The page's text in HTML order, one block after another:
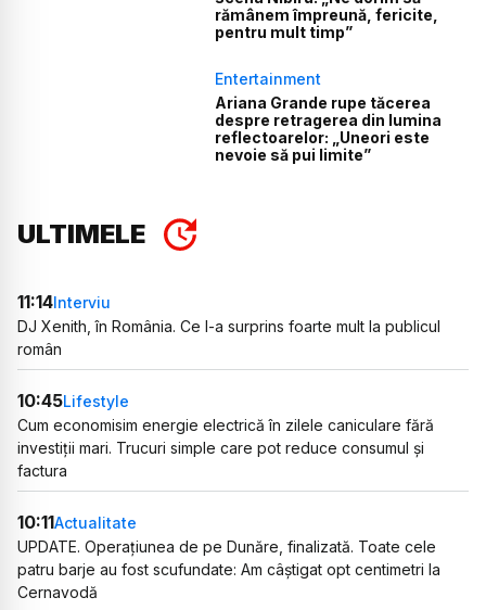
rămânem împreună, fericite,
pentru mult timp”
Entertainment
Ariana Grande rupe tăcerea
despre retragerea din lumina
reflectoarelor: „Uneori este
nevoie să pui limite”
ULTIMELE
11:14Interviu
DJ Xenith, în România. Ce l-a surprins foarte mult la publicul
român
10:45Lifestyle
Cum economisim energie electrică în zilele caniculare fără
investiții mari. Trucuri simple care pot reduce consumul și
factura
10:11Actualitate
UPDATE. Operațiunea de pe Dunăre, finalizată. Toate cele
patru barje au fost scufundate: Am câștigat opt centimetri la
Cernavodă